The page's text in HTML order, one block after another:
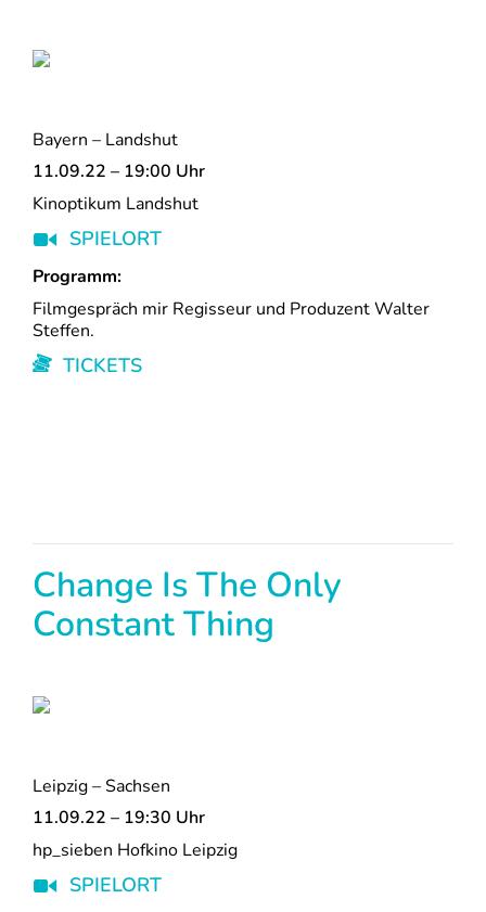
Bayern – Landshut
11.09.22 – 19:00 Uhr
Kinoptikum Landshut
SPIELORT
Programm:
Filmgespräch mir Regisseur und Produzent Walter
Steffen.
TICKETS
Change Is The Only
Constant Thing
Leipzig – Sachsen
11.09.22 – 19:30 Uhr
hp_sieben Hofkino Leipzig
SPIELORT